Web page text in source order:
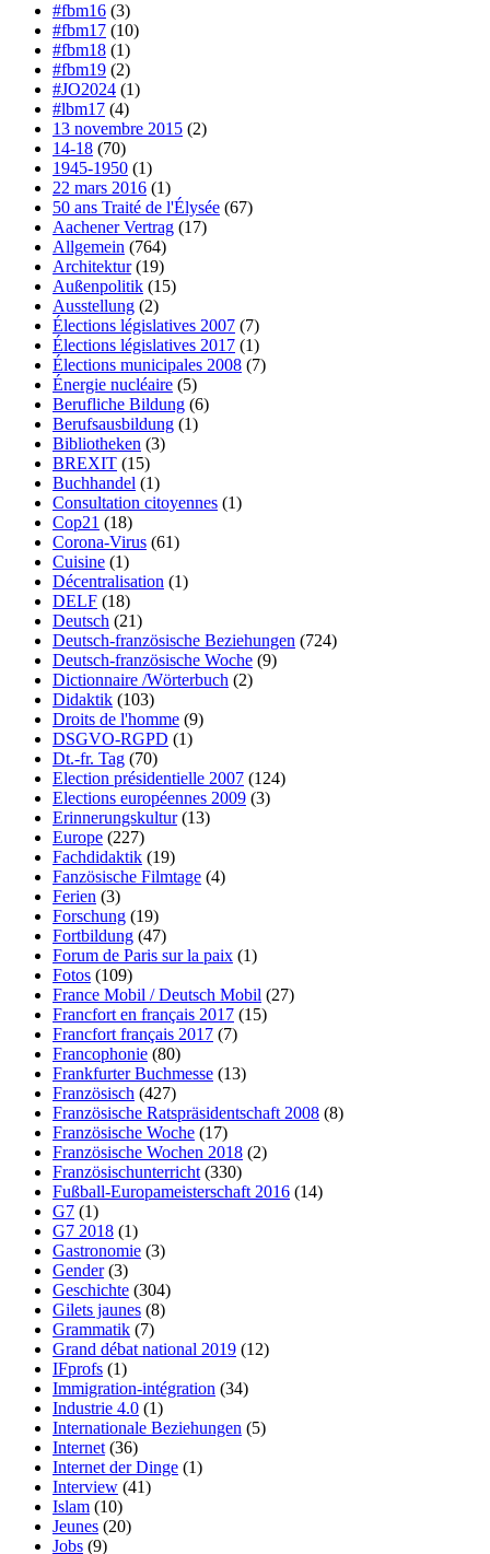
#fbm16 (3)
#fbm17 (10)
#fbm18 (1)
#fbm19 (2)
#JO2024 (1)
#lbm17 (4)
13 novembre 2015 (2)
14-18 (70)
1945-1950 (1)
22 mars 2016 (1)
50 ans Traité de l'Élysée (67)
Aachener Vertrag (17)
Allgemein (764)
Architektur(19)
Außenpolitik (15)
Ausstellung (2)
Élections législatives 2007 (7)
Élections législatives 2017 (1)
Élections municipales 2008 (7)
Énergie nucléaire (5)
Berufliche Bildung (6)
Berufsausbildung (1)
Bibliotheken (3)
BREXIT (15)
Buchhandel (1)
Consultation citoyennes (1)
Cop21 (18)
Corona-Virus (61)
Cuisine (1)
Décentralisation (1)
DELF (18)
Deutsch (21)
Deutsch-französische Beziehungen (724)
Deutsch-französische Woche (9)
Dictionnaire /Wörterbuch (2)
Didaktik (103)
Droits de l'homme (9)
DSGVO-RGPD (1)
Dt.-fr. Tag (70)
Election présidentielle 2007 (124)
Elections européennes 2009 (3)
Erinnerungskultur(13)
Europe (227)
Fachdidaktik (19)
Fanzösische Filmtage (4)
Ferien (3)
Forschung (19)
Fortbildung (47)
Forum de Paris sur la paix (1)
Fotos (109)
France Mobil / Deutsch Mobil (27)
Francfort en français 2017 (15)
Francfort français 2017 (7)
Francophonie (80)
Frankfurter Buchmesse (13)
Französisch (427)
Französische Ratspräsidentschaft 2008 (8)
Französische Woche (17)
Französische Wochen 2018 (2)
Französischunterricht (330)
Fußball-Europameisterschaft 2016 (14)
G7 (1)
G7 2018 (1)
Gastronomie (3)
Gender(3)
Geschichte (304)
Gilets jaunes (8)
Grammatik (7)
Grand débat national 2019 (12)
IFprofs (1)
Immigration-intégration (34)
Industrie 4.0 (1)
Internationale Beziehungen (5)
Internet (36)
Internet der Dinge (1)
Interview (41)
Islam (10)
Jeunes (20)
Jobs (9)